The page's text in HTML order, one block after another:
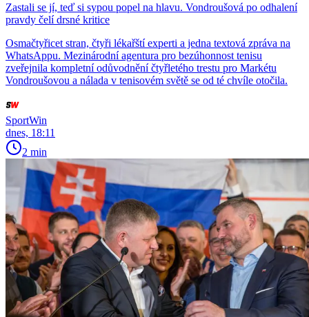
Zastali se jí, teď si sypou popel na hlavu. Vondroušová po odhalení
pravdy čelí drsné kritice
Osmačtyřicet stran, čtyři lékařští experti a jedna textová zpráva na
WhatsAppu. Mezinárodní agentura pro bezúhonnost tenisu
zveřejnila kompletní odůvodnění čtyřletého trestu pro Markétu
Vondroušovou a nálada v tenisovém světě se od té chvíle otočila.
SportWin
dnes, 18:11
2 min